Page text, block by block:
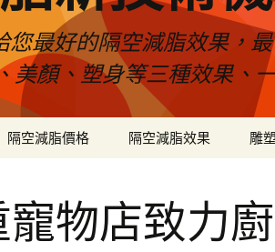
您最好的隔空減脂效果，
美顏、塑身等三種效果、
隔空減脂價格 隔空減脂效果 雕
寵物店致力